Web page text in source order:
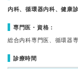
内科、循環器内科、健康
専門医・資格：
総合内科専門医、循環器
診療時間